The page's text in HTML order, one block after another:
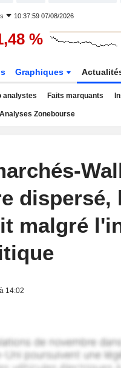
10:37:59 07/08/2026
%
Graphiques
analystes Faits marquants
Analyses Zonebourse
dispersé,
malgré
14:02